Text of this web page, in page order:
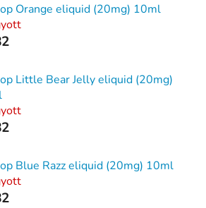
Orange eliquid (20mg) 10ml
Little Bear Jelly eliquid (20mg)
Blue Razz eliquid (20mg) 10ml